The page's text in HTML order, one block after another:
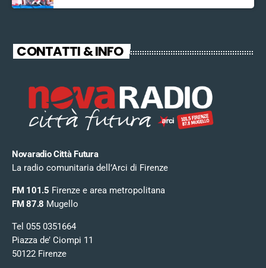
CONTATTI & INFO
Novaradio Città Futura
La radio comunitaria dell’Arci di Firenze
FM 101.5 Firenze e area metropolitana
FM 87.8 Mugello
Tel 055 0351664
Piazza de’ Ciompi 11
50122 Firenze